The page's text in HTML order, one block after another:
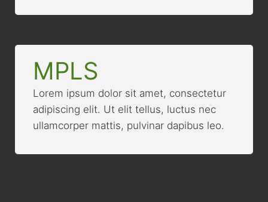
MPLS
Lorem ipsum dolor sit amet, consectetur
adipiscing elit. Ut elit tellus, luctus nec
ullamcorper mattis, pulvinar dapibus leo.